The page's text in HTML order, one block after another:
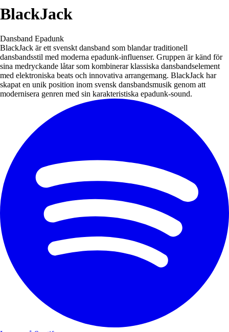
BlackJack
Dansband Epadunk
BlackJack är ett svenskt dansband som blandar traditionell
dansbandsstil med moderna epadunk-influenser. Gruppen är känd för
sina medryckande låtar som kombinerar klassiska dansbandselement
med elektroniska beats och innovativa arrangemang. BlackJack har
skapat en unik position inom svensk dansbandsmusik genom att
modernisera genren med sin karakteristiska epadunk-sound.